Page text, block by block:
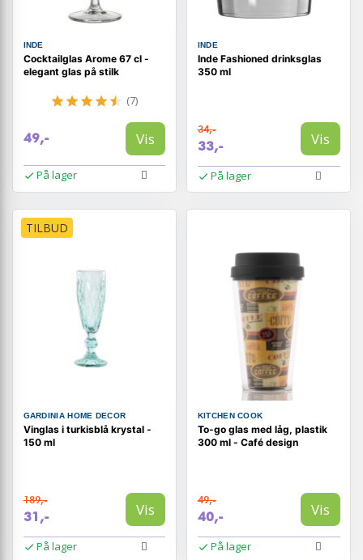
INDE
Cocktailglas Arome 67 cl -
elegant glas på stilk
(7)
49,- Vis
På lager
INDE
Inde Fashioned drinksglas
350 ml
34,-
33,- Vis
På lager
TILBUD
GARDINIA HOME DECOR
Vinglas i turkisblå krystal -
150 ml
189,-
31,- Vis
På lager
KITCHEN COOK
To-go glas med låg, plastik
300 ml - Café design
49,-
40,- Vis
På lager